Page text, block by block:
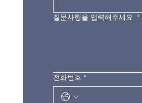
질문사힝을 입력해주세요 *
전화번호 *